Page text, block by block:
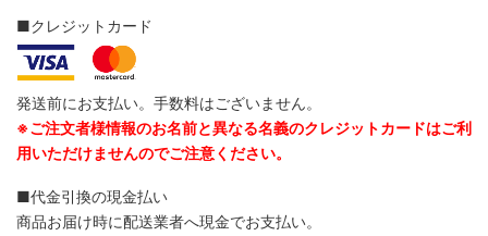
■クレジットカード
発送前にお支払い。手数料はございません。
※ご注文者様情報のお名前と異なる名義のクレジットカードはご利
用いただけませんのでご注意ください。
■代金引換の現金払い
商品お届け時に配送業者へ現金でお支払い。